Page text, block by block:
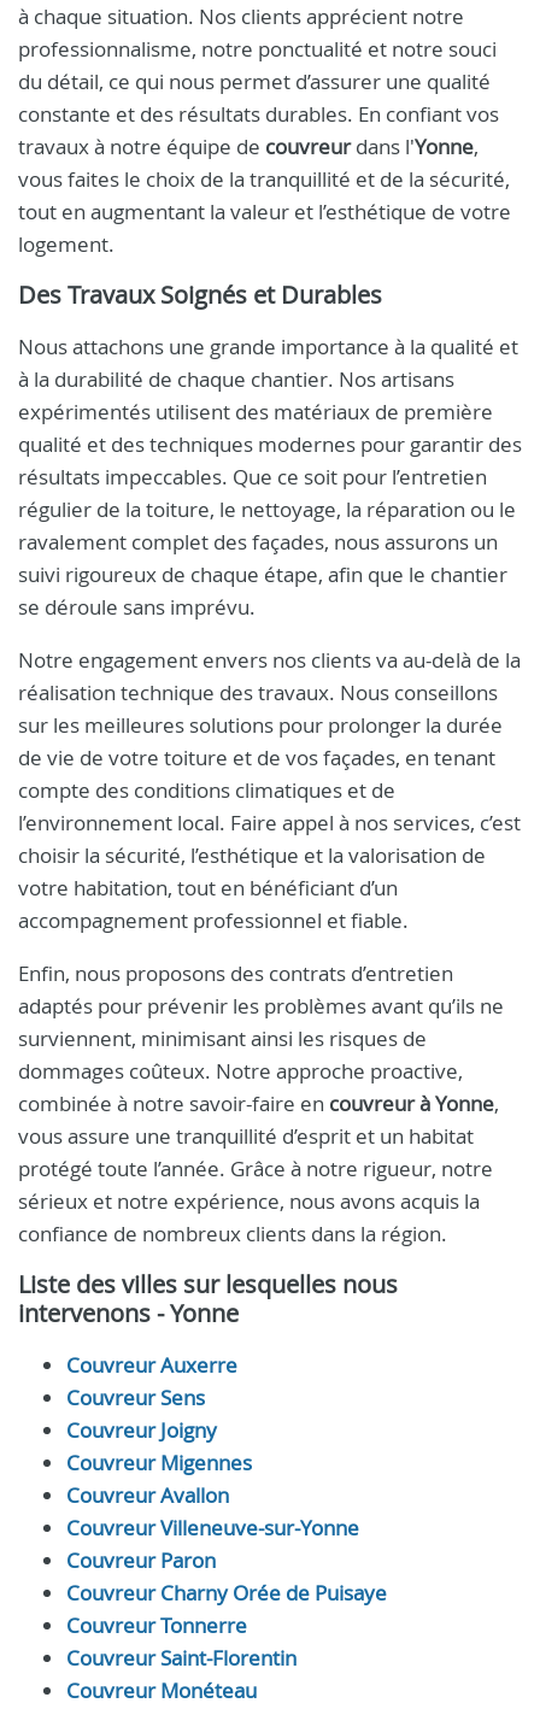
à chaque situation. Nos clients apprécient notre
professionnalisme, notre ponctualité et notre souci
du détail, ce qui nous permet d’assurer une qualité
constante et des résultats durables. En confiant vos
travaux à notre équipe de couvreurdans l'Yonne,
vous faites le choix de la tranquillité et de la sécurité,
tout en augmentant la valeur et l’esthétique de votre
logement.
Des Travaux Soignés et Durables
Nous attachons une grande importance à la qualité et
à la durabilité de chaque chantier. Nos artisans
expérimentés utilisent des matériaux de première
qualité et des techniques modernes pour garantir des
résultats impeccables. Que ce soit pour l’entretien
régulier de la toiture, le nettoyage, la réparation ou le
ravalement complet des façades, nous assurons un
suivi rigoureux de chaque étape, afin que le chantier
se déroule sans imprévu.
Notre engagement envers nos clients va au-delà de la
réalisation technique des travaux. Nous conseillons
sur les meilleures solutions pour prolonger la durée
de vie de votre toiture et de vos façades, en tenant
compte des conditions climatiques et de
l’environnement local. Faire appel à nos services, c’est
choisir la sécurité, l’esthétique et la valorisation de
votre habitation, tout en bénéficiant d’un
accompagnement professionnel et fiable.
Enfin, nous proposons des contrats d’entretien
adaptés pour prévenir les problèmes avant qu’ils ne
surviennent, minimisant ainsi les risques de
dommages coûteux. Notre approche proactive,
combinée à notre savoir-faire en couvreur à Yonne,
vous assure une tranquillité d’esprit et un habitat
protégé toute l’année. Grâce à notre rigueur, notre
sérieux et notre expérience, nous avons acquis la
confiance de nombreux clients dans la région.
Liste des villes sur lesquelles nous
intervenons - Yonne
Couvreur Auxerre
Couvreur Sens
Couvreur Joigny
Couvreur Migennes
Couvreur Avallon
Couvreur Villeneuve-sur-Yonne
Couvreur Paron
Couvreur Charny Orée de Puisaye
Couvreur Tonnerre
Couvreur Saint-Florentin
Couvreur Monéteau